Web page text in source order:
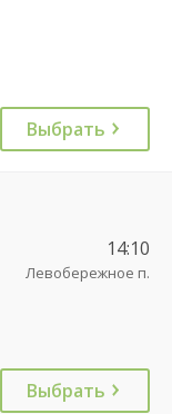
Выбрать
14:10
Левобережное п.
Выбрать